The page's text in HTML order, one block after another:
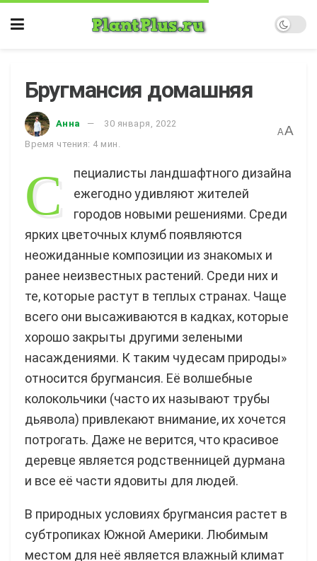
Бругмансия домашняя
Анна
30 января, 2022
Время чтения: 4 мин.
AA
С
пециалисты ландшафтного дизайна
ежегодно удивляют жителей
городов новыми решениями. Среди
ярких цветочных клумб появляются
неожиданные композиции из знакомых и
ранее неизвестных растений. Среди них и
те, которые растут в теплых странах. Чаще
всего они высаживаются в кадках, которые
хорошо закрыты другими зелеными
насаждениями. К таким чудесам природы»
относится бругмансия. Её волшебные
колокольчики (часто их называют трубы
дьявола) привлекают внимание, их хочется
потрогать. Даже не верится, что красивое
деревце является родственницей дурмана
и все её части ядовиты для людей.
В природных условиях бругмансия растет в
субтропиках Южной Америки. Любимым
местом для неё является влажный климат